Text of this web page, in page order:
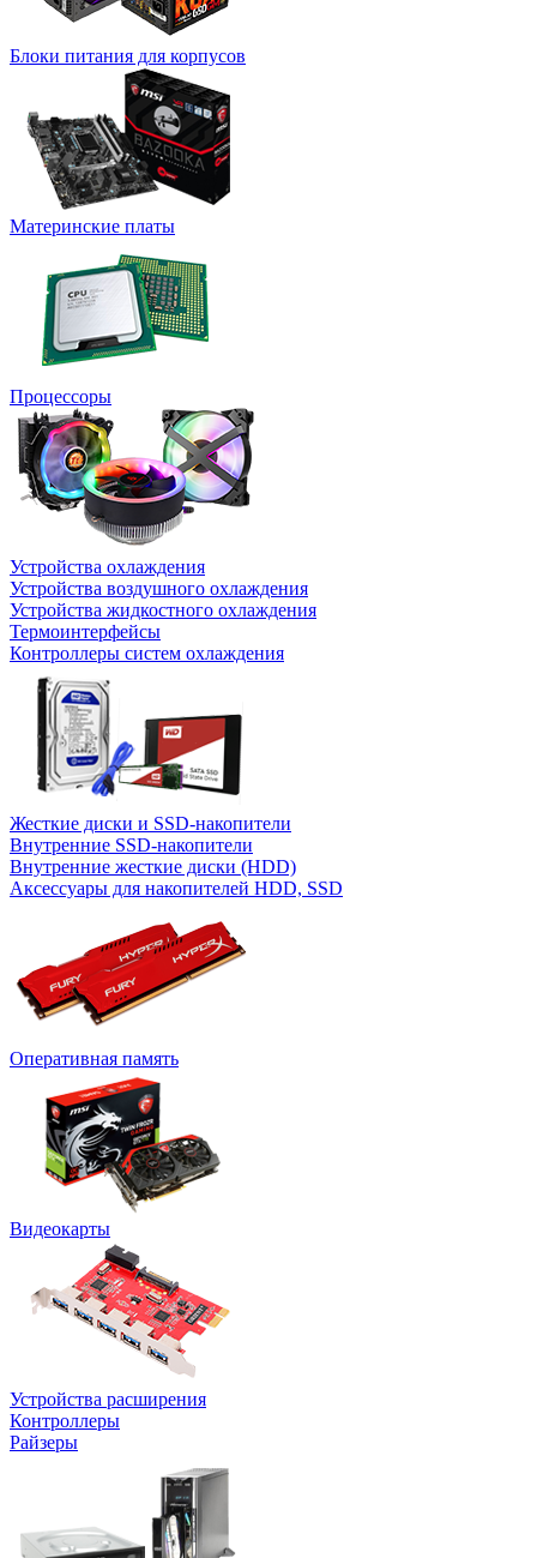
Блоки питания для корпусов
Материнские платы
Процессоры
Устройства охлаждения
Устройства воздушного охлаждения
Устройства жидкостного охлаждения
Термоинтерфейсы
Контроллеры систем охлаждения
Жесткие диски и SSD-накопители
Внутренние SSD-накопители
Внутренние жесткие диски (HDD)
Аксессуары для накопителей HDD, SSD
Оперативная память
Видеокарты
Устройства расширения
Контроллеры
Райзеры